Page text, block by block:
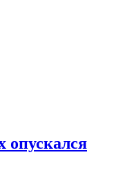
опускался